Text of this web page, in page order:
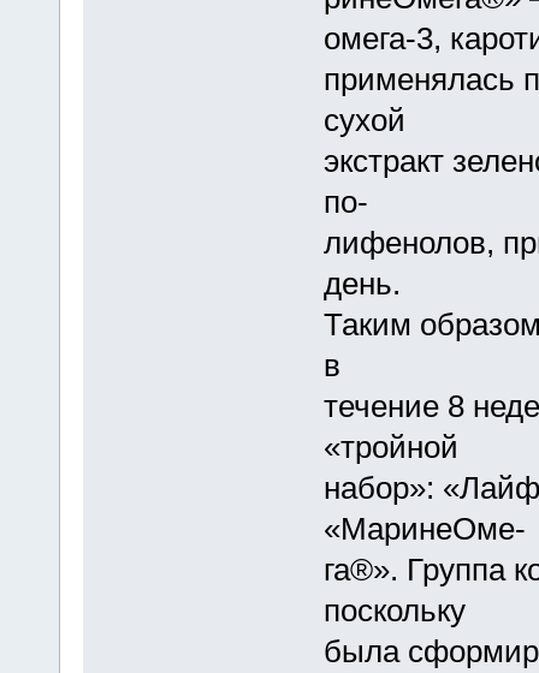
омега-3,
применялась
сухой
экстракт
по-
лифенолов,
день.
Таким
в
течение 8
«тройной
набор»:
«МаринеОме-
га®». Группа
поскольку
была